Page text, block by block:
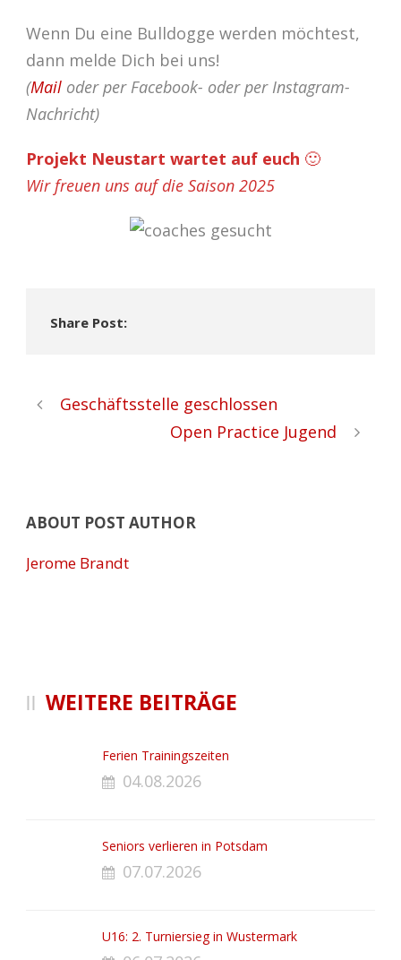
Wenn Du eine Bulldogge werden möchtest,
dann melde Dich bei uns!
(Mail oder per Facebook- oder per Instagram-
Nachricht)
Projekt Neustart wartet auf euch 🙂
Wir freuen uns auf die Saison 2025
Share Post:
Geschäftsstelle geschlossen
Open Practice Jugend
ABOUT POST AUTHOR
Jerome Brandt
WEITERE BEITRÄGE
Ferien Trainingszeiten
04.08.2026
Seniors verlieren in Potsdam
07.07.2026
U16: 2. Turniersieg in Wustermark